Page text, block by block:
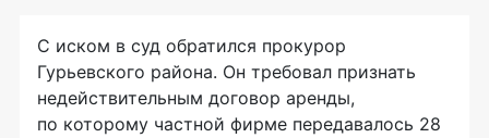
С иском в суд обратился прокурор
Гурьевского района. Он требовал признать
недействительным договор аренды,
по которому частной фирме передавалось 28